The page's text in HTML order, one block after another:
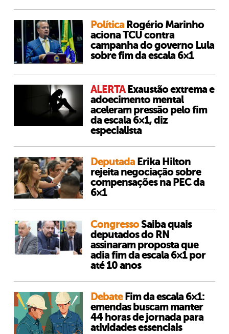
Política Rogério Marinho
aciona TCU contra
campanha do governo Lula
sobre fim da escala 6×1
ALERTA Exaustão extrema e
adoecimento mental
aceleram pressão pelo fim
da escala 6×1, diz
especialista
Deputada Erika Hilton
rejeita negociação sobre
compensações na PEC da
6×1
CongressoSaiba quais
deputados do RN
assinaram proposta que
adia fim da escala 6×1 por
até 10 anos
Debate Fim da escala 6×1:
emendas buscam manter
44 horas de jornada para
atividades essenciais